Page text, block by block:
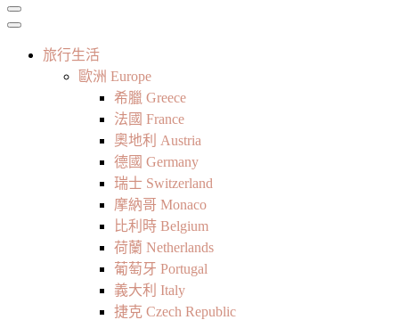
尋
關
旅行生活
歐洲 Europe
希臘 Greece
法國 France
奧地利 Austria
德國 Germany
瑞士 Switzerland
摩納哥 Monaco
比利時 Belgium
荷蘭 Netherlands
葡萄牙 Portugal
義大利 Italy
捷克 Czech Republic